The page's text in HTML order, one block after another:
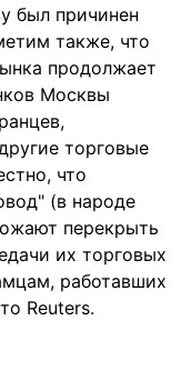
был причинен
также, что
продолжает
Москвы
торговые
что
(в народе
перекрыть
их торговых
работавших
Reuters.